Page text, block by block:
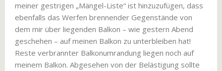
meiner gestrigen „Mängel-Liste“ ist hinzuzufügen, dass
ebenfalls das Werfen brennender Gegenstände von
dem mir über liegenden Balkon – wie gestern Abend
geschehen – auf meinen Balkon zu unterbleiben hat!
Reste verbrannter Balkonumrandung liegen noch auf
meinem Balkon. Abgesehen von der Belästigung sollte